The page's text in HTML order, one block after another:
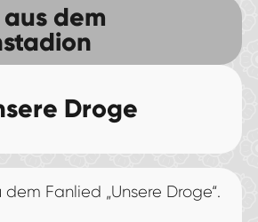
dem
Droge
Fanlied „Unsere Droge“.